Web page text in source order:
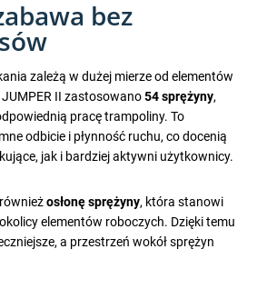
bez
zależą w dużej mierze od elementów
II zastosowano54 sprężyny,
pracę trampoliny. To
odbicie i płynność ruchu, co docenią
jak i bardziej aktywni użytkownicy.
osłonę sprężyny, która stanowi
elementów roboczych. Dzięki temu
a przestrzeń wokół sprężyn